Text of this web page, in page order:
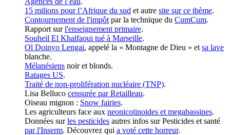
15 milions pour l’Afrique du sud et autre site sur ce thème.
Contournement de l'impôt par la technique du CumCum.
Rapport surl'enseignement primaire.
Souheil El Khalfaoui tué à Marseille.
Ol Doinyo Lengai, appelé la « Montagne de Dieu » et sa lave
blanche.
Mélanésiens noir et blonds.
Ratages US.
Traité de non-prolifération nucléaire (TNP).
Lisa Belluco censurée par Retailleau.
Oiseau mignon : Snow fairies.
Les agriculteurs face aux neonicotinoides et megabassines.
Données surles pesticides autres infos sur Pesticides et santé
par l'Inserm. Découvrez qui a voté cette horreur.